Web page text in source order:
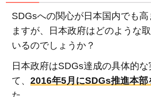
福祉
を
2.3.1
ての人
に健康
SDGsへの関心が日本国内でも高
ますが、日本政府はどのような
いるのでしょうか？
日本政府はSDGs達成の具体的
て、 2016年5月にSDGs推進本部